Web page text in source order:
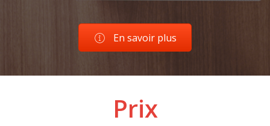
En savoir plus
Prix